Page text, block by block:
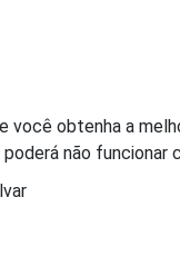
você obtenha a
não funcionar